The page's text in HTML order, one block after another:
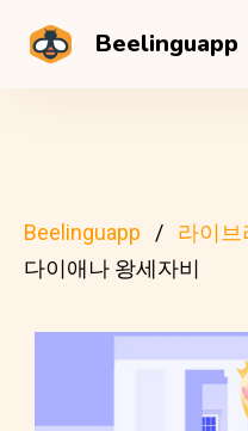
Beelinguapp
Beelinguapp 라이브
다이애나 왕세자비